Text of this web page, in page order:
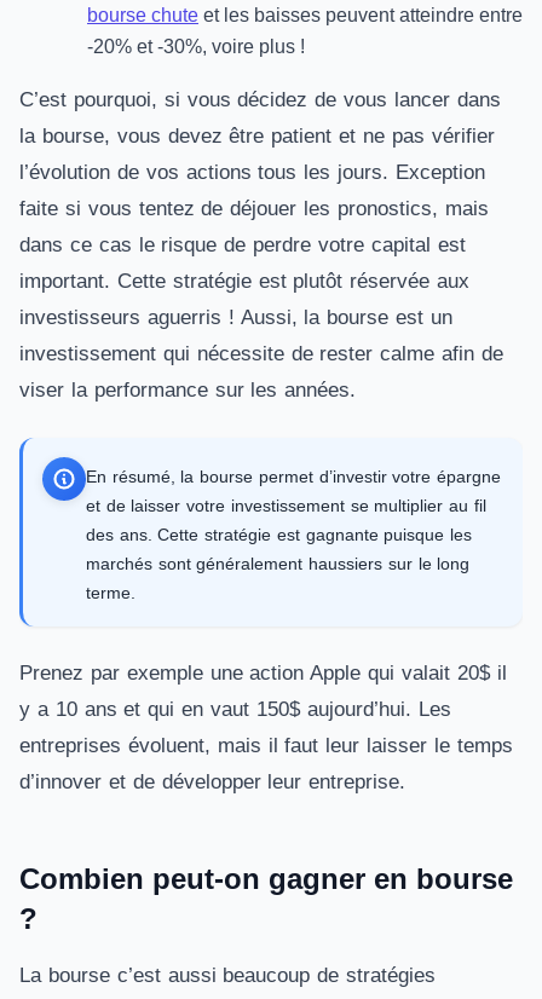
bourse chute et les baisses peuvent atteindre entre
-20% et -30%, voire plus !
C’est pourquoi, si vous décidez de vous lancer dans
la bourse, vous devez être patient et ne pas vérifier
l’évolution de vos actions tous les jours. Exception
faite si vous tentez de déjouer les pronostics, mais
dans ce cas le risque de perdre votre capital est
important. Cette stratégie est plutôt réservée aux
investisseurs aguerris ! Aussi, la bourse est un
investissement qui nécessite de rester calme afin de
viser la performance sur les années.
En résumé, la bourse permet d’investir votre épargne
et de laisser votre investissement se multiplier au fil
des ans. Cette stratégie est gagnante puisque les
marchés sont généralement haussiers sur le long
terme.
Prenez par exemple une action Apple qui valait 20$ il
y a 10 ans et qui en vaut 150$ aujourd’hui. Les
entreprises évoluent, mais il faut leur laisser le temps
d’innover et de développer leur entreprise.
Combien peut-on gagner en bourse
?
La bourse c’est aussi beaucoup de stratégies